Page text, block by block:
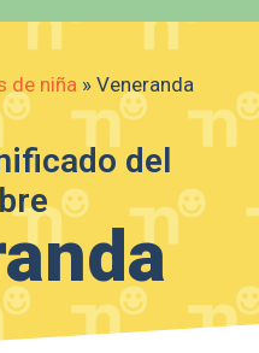
de niña » Veneranda
del